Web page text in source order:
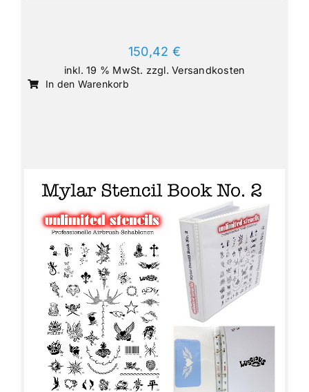
150,42 €
inkl. 19 % MwSt. zzgl.Versandkosten
In den Warenkorb